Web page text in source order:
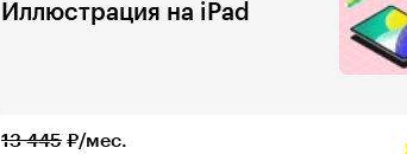
Иллюстрация на iPad
13 445 ₽/мес.